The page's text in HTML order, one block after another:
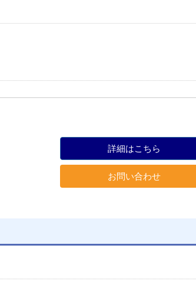
詳細はこちら
お問い合わせ